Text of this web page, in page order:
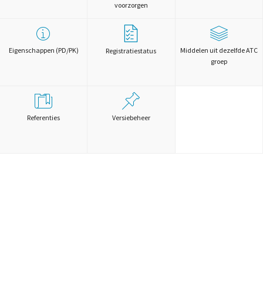
voorzorgen
Eigenschappen (PD/PK) Registratiestatus
Middelen uit dezelfde ATC
groep
Referenties Versiebeheer